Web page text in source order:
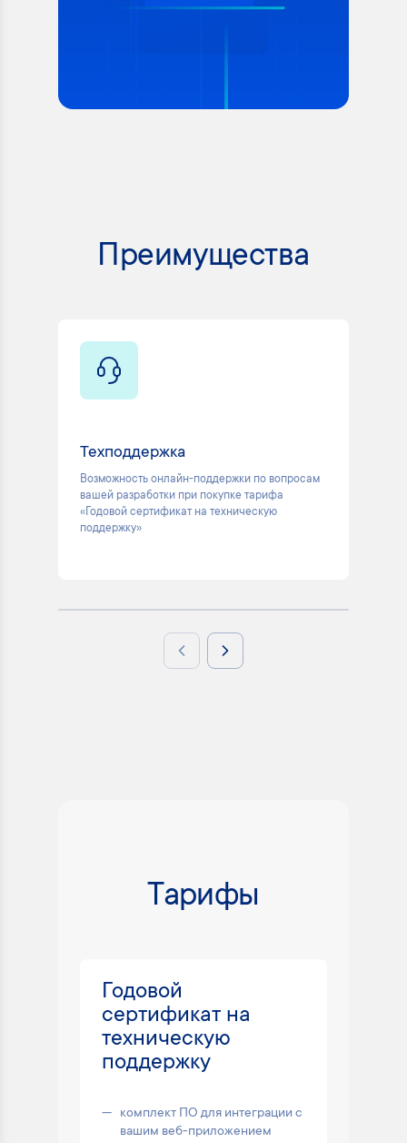
Преимущества
Техподдержка
Возможность онлайн-поддержки по вопросам
вашей разработки при покупке тарифа
«Годовой сертификат на техническую
поддержку»
Previous slideNext slide
Тарифы
Годовой
сертификат на
техническую
поддержку
комплект ПО для интеграции с
вашим веб-приложением